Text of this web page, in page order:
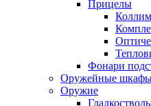
Прицелы
Фонари
Оружейные
Оружие